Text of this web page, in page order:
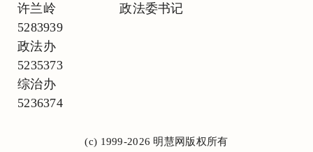
许兰岭 政法委书记
5283939
政法办
5235373
综治办
5236374
(c) 1999-2026 明慧网版权所有